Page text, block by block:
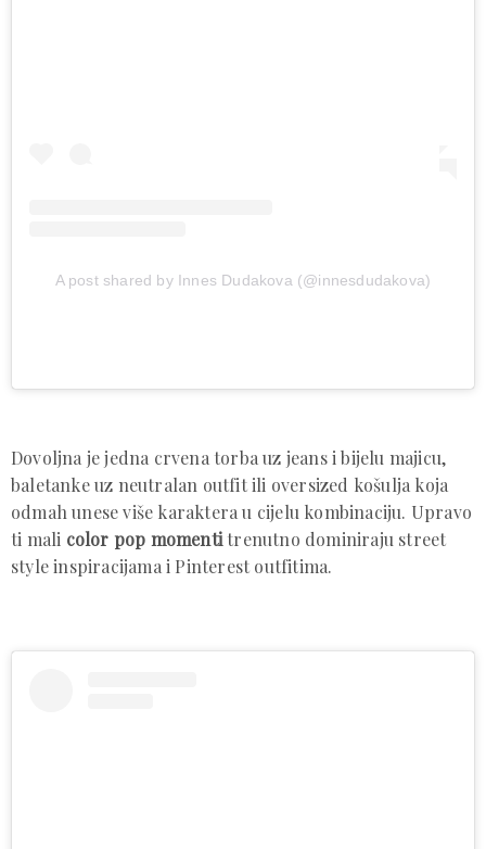
A post shared by Innes Dudakova (@innesdudakova)
Dovoljna je jedna crvena torba uz jeans i bijelu majicu,
baletanke uz neutralan outfit ili oversized košulja koja
odmah unese više karaktera u cijelu kombinaciju. Upravo
ti mali color pop momentitrenutno dominiraju street
style inspiracijama i Pinterest outfitima.